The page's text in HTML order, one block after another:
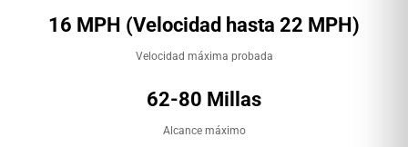
16 MPH (Velocidad hasta 22 MPH)
Velocidad máxima probada
62-80 Millas
Alcance máximo